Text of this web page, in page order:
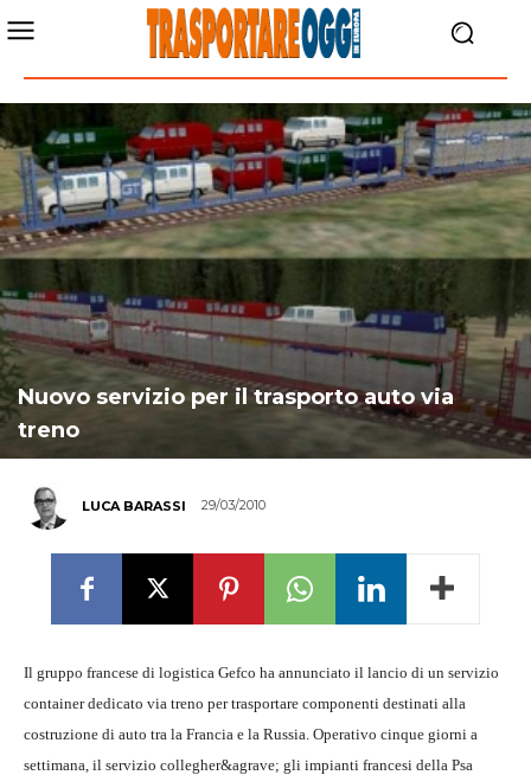
Nuovo servizio per il trasporto auto via
treno
LUCA BARASSI 29/03/2010
Il gruppo francese di logistica Gefco ha annunciato il lancio di un servizio
container dedicato via treno per trasportare componenti destinati alla
costruzione di auto tra la Francia e la Russia. Operativo cinque giorni a
settimana, il servizio collegher&agrave; gli impianti francesi della Psa